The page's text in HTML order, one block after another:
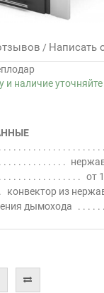
/ Написать
и наличие уточняйте
от
конвектор из
дымохода